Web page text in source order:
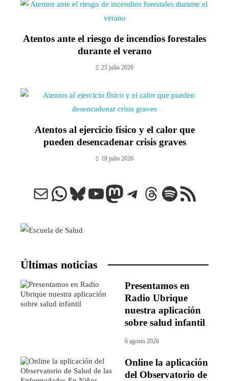
Atentos ante el riesgo de incendios forestales
durante el verano
25 julio 2026
Atentos al ejercicio físico y el calor que
pueden desencadenar crisis graves
18 julio 2026
Correo electrónico
WhatsApp
Bluesky
YouTube
Mastodon
Telegram
Threads
Spotify
Feed RSS
Últimas noticias
Presentamos en
Radio Ubrique
nuestra aplicación
sobre salud infantil
6 agosto 2026
Online la aplicación
del Observatorio de